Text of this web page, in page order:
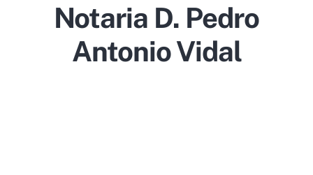
Notaria D. Pedro
Antonio Vidal